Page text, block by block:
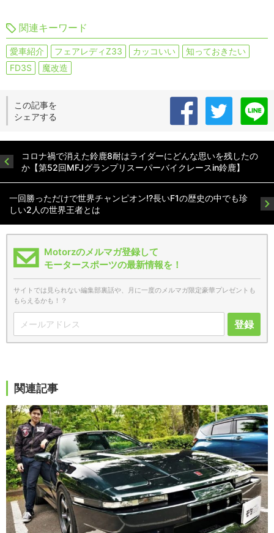
関連キーワード
愛車紹介 フェアレディZ33 カッコいい
知っておきたい
FD3S
魔改造
この記事を
シェアする
コロナ禍で消えた鈴鹿8耐はライダーにどんな思いを残したの
か【第52回MFJグランプリスーパーバイクレースin鈴鹿】
一回勝っただけで世界チャンピオン!?長いF1の歴史の中でも珍
しい2人の世界王者とは
Motorzのメルマガ登録して
モータースポーツの最新情報を！
サイトでは見られない編集部裏話や、月に一度のメルマガ限定豪華プレゼントも
もらえるかも！？
登録
関連記事